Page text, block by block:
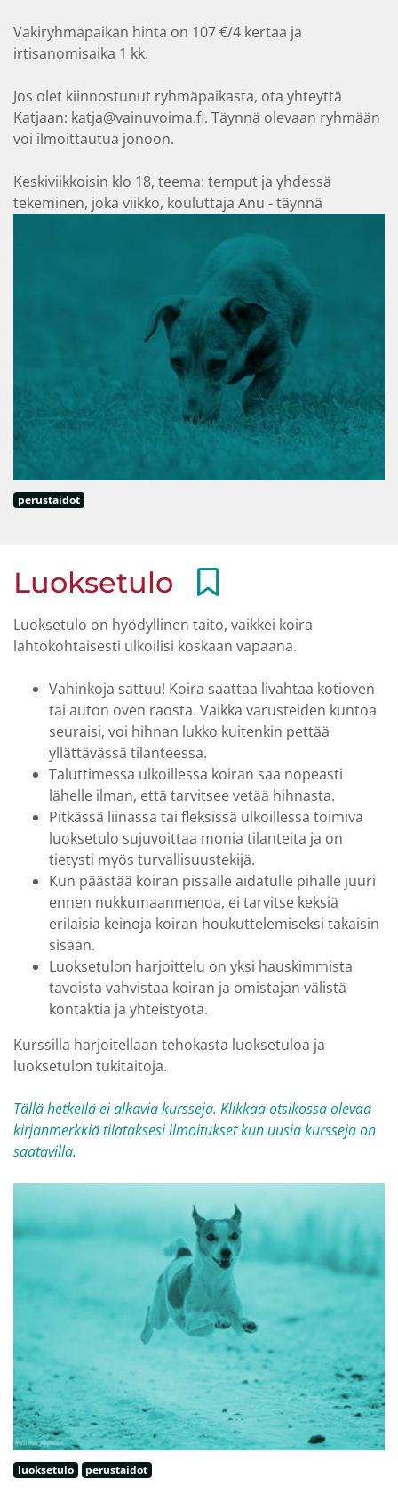
Vakiryhmäpaikan hinta on 107 €/4 kertaa ja
irtisanomisaika 1 kk.
Jos olet kiinnostunut ryhmäpaikasta, ota yhteyttä
Katjaan: katja@vainuvoima.fi. Täynnä olevaan ryhmään
voi ilmoittautua jonoon.
Keskiviikkoisin klo 18, teema: temput ja yhdessä
tekeminen, joka viikko, kouluttaja Anu - täynnä
perustaidot
Luoksetulo
Luoksetulo on hyödyllinen taito, vaikkei koira
lähtökohtaisesti ulkoilisi koskaan vapaana.
Vahinkoja sattuu! Koira saattaa livahtaa kotioven
tai auton oven raosta. Vaikka varusteiden kuntoa
seuraisi, voi hihnan lukko kuitenkin pettää
yllättävässä tilanteessa.
Taluttimessa ulkoillessa koiran saa nopeasti
lähelle ilman, että tarvitsee vetää hihnasta.
Pitkässä liinassa tai fleksissä ulkoillessa toimiva
luoksetulo sujuvoittaa monia tilanteita ja on
tietysti myös turvallisuustekijä.
Kun päästää koiran pissalle aidatulle pihalle juuri
ennen nukkumaanmenoa, ei tarvitse keksiä
erilaisia keinoja koiran houkuttelemiseksi takaisin
sisään.
Luoksetulon harjoittelu on yksi hauskimmista
tavoista vahvistaa koiran ja omistajan välistä
kontaktia ja yhteistyötä.
Kurssilla harjoitellaan tehokasta luoksetuloa ja
luoksetulon tukitaitoja.
Tällä hetkellä ei alkavia kursseja. Klikkaa otsikossa olevaa
kirjanmerkkiä tilataksesi ilmoitukset kun uusia kursseja on
saatavilla.
luoksetulo perustaidot